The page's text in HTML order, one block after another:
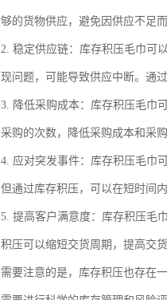
够的货物供应，避免因供应不足
2. 稳定供应链：库存积压毛巾可
现问题，可能导致供应中断。通
3. 降低采购成本：库存积压毛巾
采购的次数，降低采购成本和采购
4. 应对突发事件：库存积压毛巾
但通过库存积压，可以在短时间
5. 提高客户满意度：库存积压毛
积压可以缩短交货周期，提高交
需要注意的是，库存积压也存在